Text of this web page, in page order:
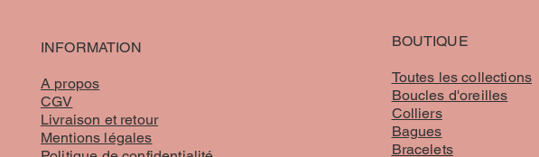
INFORMATION
A propos
CGV
Livraison et retour
Mentions légales
BOUTIQUE
Toutes les collections
Boucles d'oreilles
Colliers
Bagues
Bracelets